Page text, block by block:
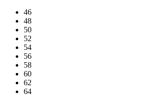
46
48
50
52
54
56
58
60
62
64